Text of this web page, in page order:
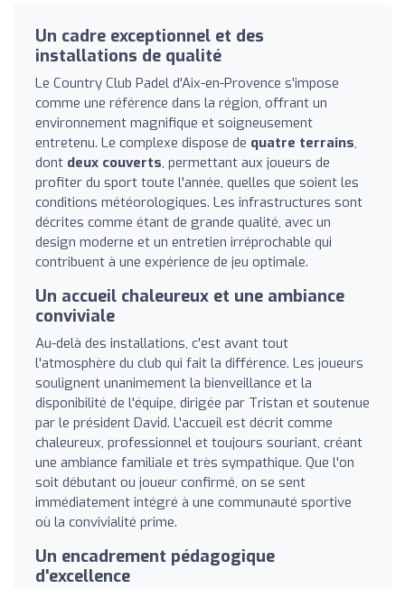
Un cadre exceptionnel et des
installations de qualité
Le Country Club Padel d'Aix-en-Provence s'impose
comme une référence dans la région, offrant un
environnement magnifique et soigneusement
entretenu. Le complexe dispose de quatre terrains,
dont deux couverts, permettant aux joueurs de
profiter du sport toute l'année, quelles que soient les
conditions météorologiques. Les infrastructures sont
décrites comme étant de grande qualité, avec un
design moderne et un entretien irréprochable qui
contribuent à une expérience de jeu optimale.
Un accueil chaleureux et une ambiance
conviviale
Au-delà des installations, c'est avant tout
l'atmosphère du club qui fait la différence. Les joueurs
soulignent unanimement la bienveillance et la
disponibilité de l'équipe, dirigée par Tristan et soutenue
par le président David. L'accueil est décrit comme
chaleureux, professionnel et toujours souriant, créant
une ambiance familiale et très sympathique. Que l'on
soit débutant ou joueur confirmé, on se sent
immédiatement intégré à une communauté sportive
où la convivialité prime.
Un encadrement pédagogique
d'excellence